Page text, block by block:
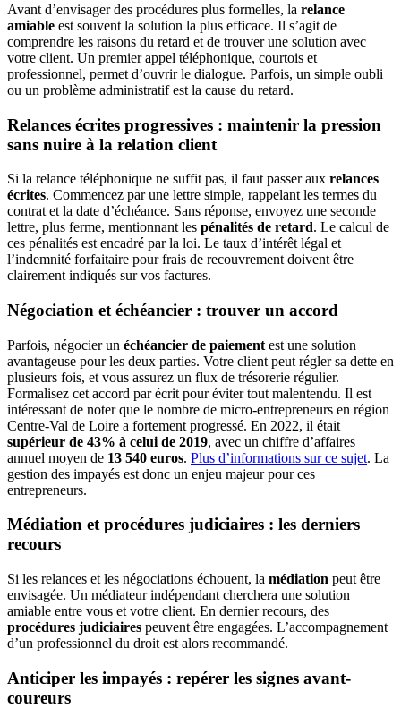
Avant d’envisager des procédures plus formelles, la relance
amiable est souvent la solution la plus efficace. Il s’agit de
comprendre les raisons du retard et de trouver une solution avec
votre client. Un premier appel téléphonique, courtois et
professionnel, permet d’ouvrir le dialogue. Parfois, un simple oubli
ou un problème administratif est la cause du retard.
Relances écrites progressives : maintenir la pression
sans nuire à la relation client
Si la relance téléphonique ne suffit pas, il faut passer aux relances
écrites. Commencez par une lettre simple, rappelant les termes du
contrat et la date d’échéance. Sans réponse, envoyez une seconde
lettre, plus ferme, mentionnant les pénalités de retard. Le calcul de
ces pénalités est encadré par la loi. Le taux d’intérêt légal et
l’indemnité forfaitaire pour frais de recouvrement doivent être
clairement indiqués sur vos factures.
Négociation et échéancier : trouver un accord
Parfois, négocier un échéancier de paiement est une solution
avantageuse pour les deux parties. Votre client peut régler sa dette en
plusieurs fois, et vous assurez un flux de trésorerie régulier.
Formalisez cet accord par écrit pour éviter tout malentendu. Il est
intéressant de noter que le nombre de micro-entrepreneurs en région
Centre-Val de Loire a fortement progressé. En 2022, il était
supérieur de 43% à celui de 2019, avec un chiffre d’affaires
annuel moyen de 13 540 euros. Plus d’informations sur ce sujet. La
gestion des impayés est donc un enjeu majeur pour ces
entrepreneurs.
Médiation et procédures judiciaires : les derniers
recours
Si les relances et les négociations échouent, la médiation peut être
envisagée. Un médiateur indépendant cherchera une solution
amiable entre vous et votre client. En dernier recours, des
procédures judiciaires peuvent être engagées. L’accompagnement
d’un professionnel du droit est alors recommandé.
Anticiper les impayés : repérer les signes avant-
coureurs